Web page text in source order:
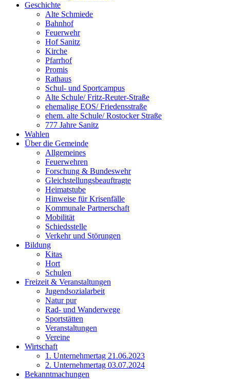
Geschichte
Alte Schmiede
Bahnhof
Feuerwehr
Hof Sanitz
Kirche
Pfarrhof
Promis
Rathaus
Schul- und Sportcampus
Alte Schule/ Fritz-Reuter-Straße
ehemalige EOS/ Friedensstraße
ehem. alte Schule/ Rostocker Straße
777 Jahre Sanitz
Wahlen
Über die Gemeinde
Allgemeines
Feuerwehren
Forschung & Bundeswehr
Gleichstellungsbeauftragte
Heimatstube
Hinweise für Krisenfälle
Kommunale Partnerschaft
Mobilität
Schiedsstelle
Verkehr und Störungen
Bildung
Kitas
Hort
Schulen
Freizeit & Veranstaltungen
Jugendsozialarbeit
Natur pur
Rad- und Wanderwege
Sportstätten
Veranstaltungen
Vereine
Wirtschaft
1. Unternehmertag 21.06.2023
2. Unternehmertag 03.07.2024
Bekanntmachungen